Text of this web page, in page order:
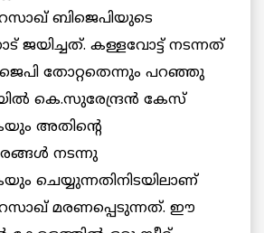
ബിജെപിയുടെ
ജയിച്ചത്‌. കള്ളവോട്ട് നടന്നത്
തോറ്റതെന്നും പറഞ്ഞു
കെ.സുരേന്ദ്രൻ കേസ്
അതിന്റെ
നടന്നു
ചെയ്യുന്നതിനിടയിലാണ്
മരണപ്പെടുന്നത്. ഈ